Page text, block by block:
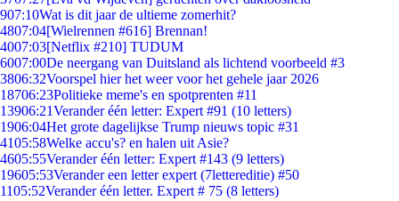
907:10Wat is dit jaar de ultieme zomerhit?
4807:04[Wielrennen #616] Brennan!
4007:03[Netflix #210] TUDUM
6007:00De neergang van Duitsland als lichtend voorbeeld #3
3806:32Voorspel hier het weer voor het gehele jaar 2026
18706:23Politieke meme's en spotprenten #11
13906:21Verander één letter: Expert #91 (10 letters)
1906:04Het grote dagelijkse Trump nieuws topic #31
4105:58Welke accu's? en halen uit Asie?
4605:55Verander één letter: Expert #143 (9 letters)
19605:53Verander een letter expert (7lettereditie) #50
1105:52Verander één letter. Expert # 75 (8 letters)